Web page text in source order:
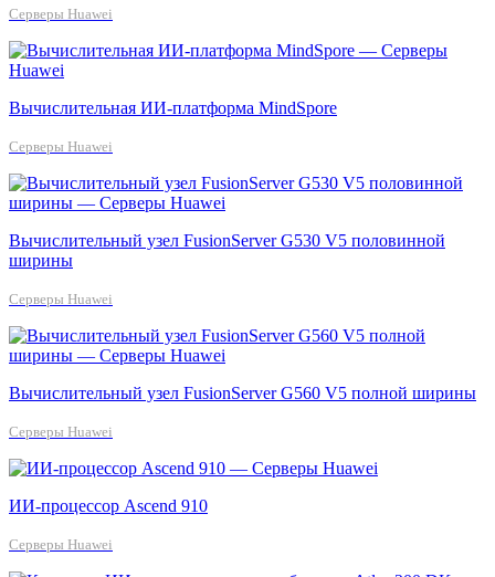
Серверы Huawei
Вычислительная ИИ-платформа MindSpore
Серверы Huawei
Вычислительный узел FusionServer G530 V5 половинной
ширины
Серверы Huawei
Вычислительный узел FusionServer G560 V5 полной ширины
Серверы Huawei
ИИ-процессор Ascend 910
Серверы Huawei